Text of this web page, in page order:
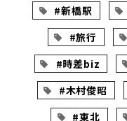
#新橋駅
#旅行
#時差biz
#木村俊昭
#東北